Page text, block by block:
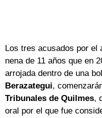
Los tres acusados por el
nena de 11 años que en
arrojada dentro de una
Berazategui,
Tribunales de Quilmes,
oral por el que fue